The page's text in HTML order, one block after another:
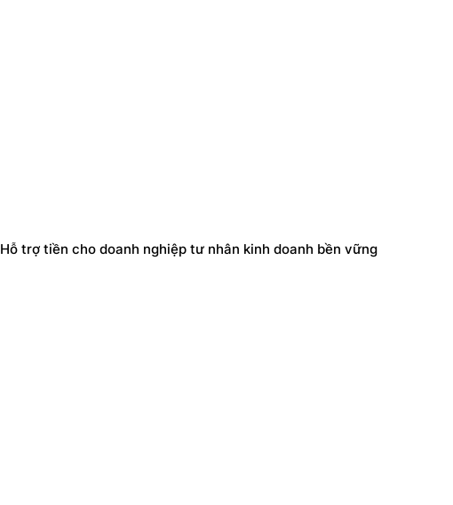
Hỗ trợ tiền cho doanh nghiệp tư nhân kinh doanh bền vững